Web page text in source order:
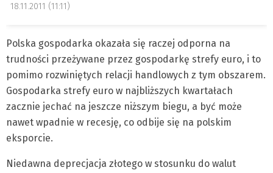
18.11.2011 (11:11)
Polska gospodarka okazała się raczej odporna na
trudności przeżywane przez gospodarkę strefy euro, i to
pomimo rozwiniętych relacji handlowych z tym obszarem.
Gospodarka strefy euro w najbliższych kwartałach
zacznie jechać na jeszcze niższym biegu, a być może
nawet wpadnie w recesję, co odbije się na polskim
eksporcie.
Niedawna deprecjacja złotego w stosunku do walut